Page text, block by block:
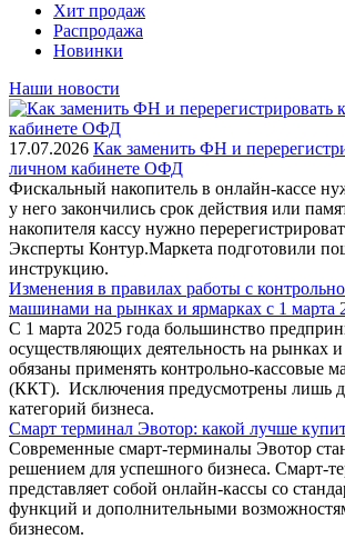
Хит продаж
Распродажа
Новинки
Наши новости
17.07.2026 Как заменить ФН и
личном кабинете ОФД
Фискальный накопитель в онлайн-кассе
у него закончились срок действия или
накопителя кассу нужно
Эксперты Контур.Маркета подготовили
инструкцию.
Изменения в правилах работы с
машинами на рынках и ярмарках с 1 марта
С 1 марта 2025 года большинство
осуществляющих деятельность на рынках и
обязаны применять контрольно-кассовые
(ККТ). Исключения предусмотрены лишь
категорий бизнеса.
Смарт терминал Эвотор: какой лучше
Современные смарт-терминалы Эвотор
решением для успешного бизнеса. Смарт-
представляет собой онлайн-кассы со
функций и дополнительными
бизнесом.